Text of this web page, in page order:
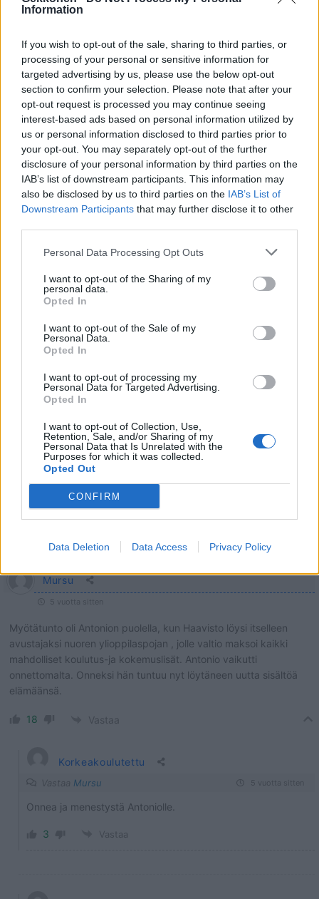
Information
If you wish to opt-out of the sale, sharing to third parties, or
processing of your personal or sensitive information for
targeted advertising by us, please use the below opt-out
section to confirm your selection. Please note that after your
opt-out request is processed you may continue seeing
interest-based ads based on personal information utilized by
us or personal information disclosed to third parties prior to
your opt-out. You may separately opt-out of the further
disclosure of your personal information by third parties on the
IAB’s list of downstream participants. This information may
also be disclosed by us to third parties on the IAB’s List of
Downstream Participants that may further disclose it to other
Personal Data Processing Opt Outs
I want to opt-out of the Sharing of my
personal data.
Opted In
I want to opt-out of the Sale of my
Personal Data.
Opted In
I want to opt-out of processing my
Personal Data for Targeted Advertising.
Opted In
I want to opt-out of Collection, Use,
Retention, Sale, and/or Sharing of my
Personal Data that Is Unrelated with the
Purposes for which it was collected.
Opted Out
CONFIRM
Data Deletion Data Access Privacy Policy
KOMMENTTIA
samu
Pekka ja Jere saa nyt olla ihan keskenään
caritas
Vastaa samu
Ellei joku ”LEIRIPOIKA” tuu väliin.
12
caritas
Vastaasamu 5 vuotta sitten
Niin ellei tuu joku ” LEIRIPOIKA” väliin.
Vastaa
Mursu
5 vuotta sitten
Myötätunto oli Antonion puolella, kun Haavisto löysi itselleen
avustajaksi nuoren ylioppilaspojan , jolle valtio maksoi kaikki
mahdolliset koulutus-ja kokemuslisät. Antonio vaikutti
onnettomalta. Onneksi hän tuntuu nyt löytäneen uutta sisältöä
elämäänsä.
18 Vastaa
Korkeakoulutettu
Vastaa Mursu
Onnea ja menestystä Antoniolle.
3 Vastaa